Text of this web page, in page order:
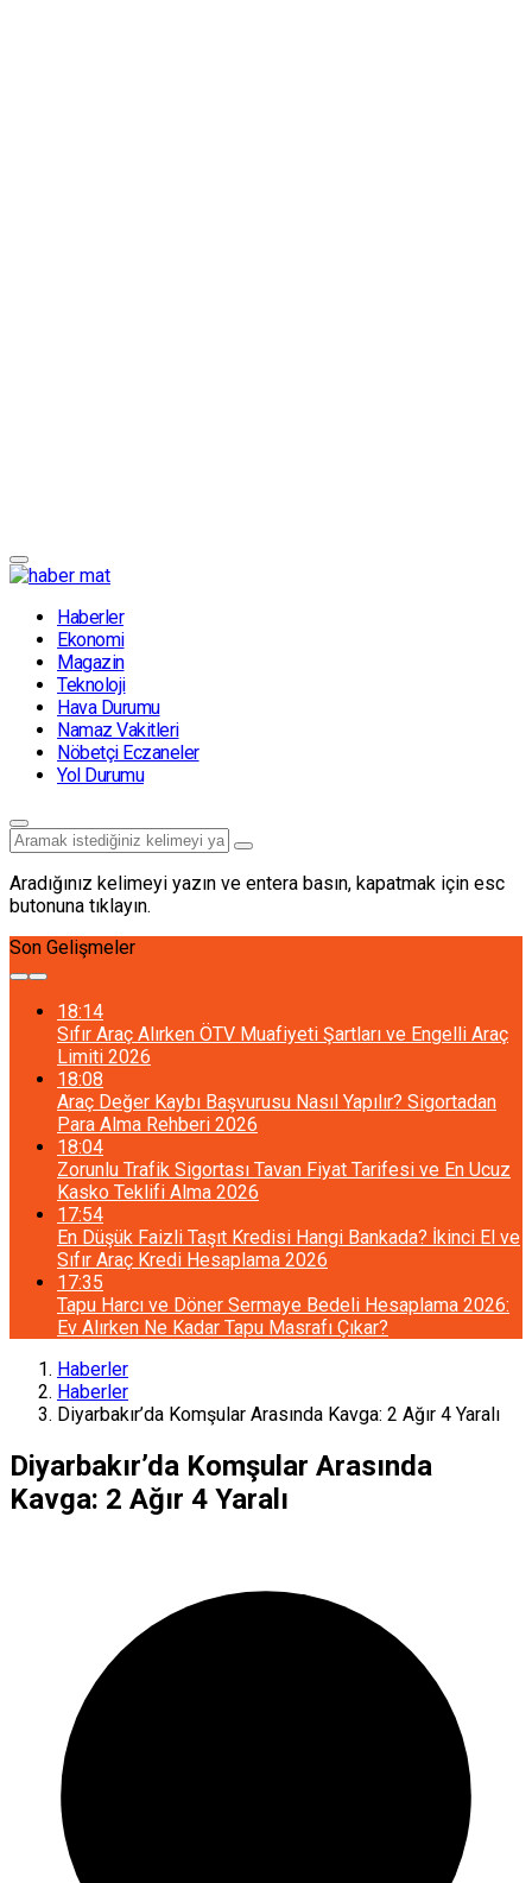
Haberler
Ekonomi
Magazin
Teknoloji
Hava Durumu
Namaz Vakitleri
Nöbetçi Eczaneler
Yol Durumu
Aradığınız kelimeyi yazın ve entera basın, kapatmak için esc
butonuna tıklayın.
Son Gelişmeler
18:14
Sıfır Araç Alırken ÖTV Muafiyeti Şartları ve Engelli Araç
Limiti 2026
18:08
Araç Değer Kaybı Başvurusu Nasıl Yapılır? Sigortadan
Para Alma Rehberi 2026
18:04
Zorunlu Trafik Sigortası Tavan Fiyat Tarifesi ve En Ucuz
Kasko Teklifi Alma 2026
17:54
En Düşük Faizli Taşıt Kredisi Hangi Bankada? İkinci El ve
Sıfır Araç Kredi Hesaplama 2026
17:35
Tapu Harcı ve Döner Sermaye Bedeli Hesaplama 2026:
Ev Alırken Ne Kadar Tapu Masrafı Çıkar?
Haberler
Haberler
Diyarbakır’da Komşular Arasında Kavga: 2 Ağır 4 Yaralı
Diyarbakır’da Komşular Arasında
Kavga: 2 Ağır 4 Yaralı